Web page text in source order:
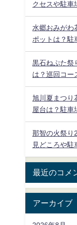
クセスや駐車
水郷おみがわ
ポットは？駐
黒石ねぷた祭
は？巡回コー
旭川夏まつり
屋台は？駐車
那智の火祭り
見どころや駐
最近のコメ
アーカイブ